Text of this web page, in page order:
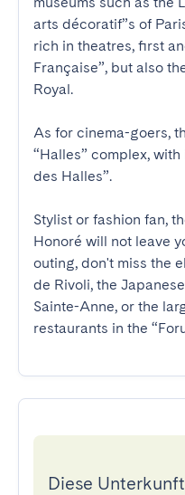
arts décoratif”s of
rich in theatres, first
Française”, but also
Royal.
As for cinema-goers,
“Halles” complex,
des Halles”.
Stylist or fashion fan,
Honoré will not leave
outing, don't miss the
de Rivoli, the
Sainte-Anne, or the
restaurants in the
Diese